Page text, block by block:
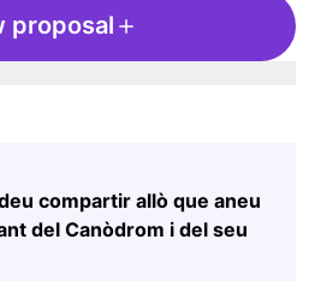
proposal
compartir allò que aneu
del Canòdrom i del seu